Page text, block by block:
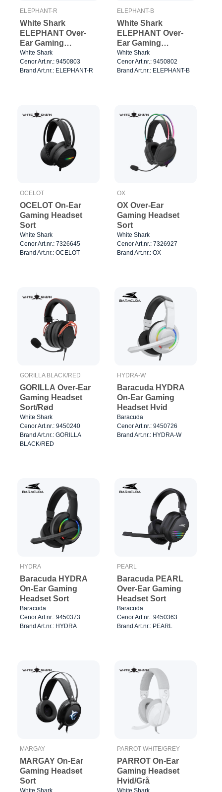
ELEPHANT-R
White Shark
ELEPHANT Over-
Ear Gaming
Headset Rød/Sort
White Shark
Cenor Art.nr.: 9450803
Brand Art.nr.: ELEPHANT-R
ELEPHANT-B
White Shark
ELEPHANT Over-
Ear Gaming
Headset Sort
White Shark
Cenor Art.nr.: 9450802
Brand Art.nr.: ELEPHANT-B
OCELOT
OCELOT On-Ear
Gaming Headset
Sort
White Shark
Cenor Art.nr.: 7326645
Brand Art.nr.: OCELOT
OX
OX Over-Ear
Gaming Headset
Sort
White Shark
Cenor Art.nr.: 7326927
Brand Art.nr.: OX
GORILLA BLACK/RED
GORILLA Over-Ear
Gaming Headset
Sort/Rød
White Shark
Cenor Art.nr.: 9450240
Brand Art.nr.: GORILLA
BLACK/RED
HYDRA-W
Baracuda HYDRA
On-Ear Gaming
Headset Hvid
Baracuda
Cenor Art.nr.: 9450726
Brand Art.nr.: HYDRA-W
HYDRA
Baracuda HYDRA
On-Ear Gaming
Headset Sort
Baracuda
Cenor Art.nr.: 9450373
Brand Art.nr.: HYDRA
PEARL
Baracuda PEARL
Over-Ear Gaming
Headset Sort
Baracuda
Cenor Art.nr.: 9450363
Brand Art.nr.: PEARL
MARGAY
MARGAY On-Ear
Gaming Headset
Sort
White Shark
PARROT WHITE/GREY
PARROT On-Ear
Gaming Headset
Hvid/Grå
White Shark